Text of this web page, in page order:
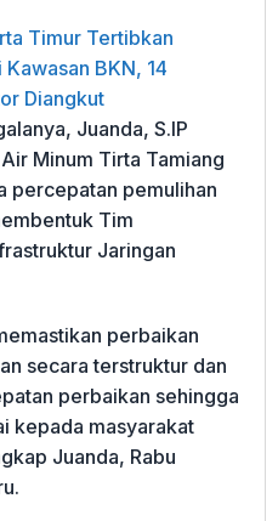
Timur Tertibkan
BKN, 14
Diangkut
Juanda, S.IP
Minum Tirta Tamiang
percepatan pemulihan
Tim
Jaringan
perbaikan
secara terstruktur dan
perbaikan sehingga
kepada masyarakat
Juanda, Rabu